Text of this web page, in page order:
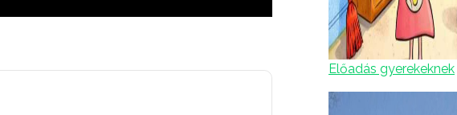
Előadás gyerekeknek